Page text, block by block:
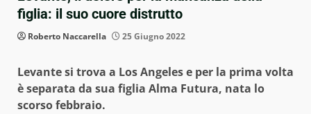
figlia: il suo cuore distrutto
Roberto Naccarella 25 Giugno 2022
Levante si trova a Los Angeles e per la prima volta
è separata da sua figlia Alma Futura, nata lo
scorso febbraio.